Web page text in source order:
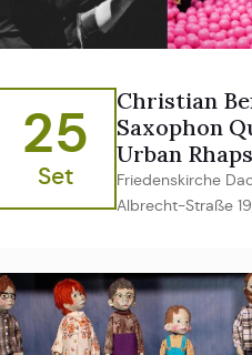
25
Set
Christian
Saxophon
Urban
Friedenskirche
Albrecht-Straße